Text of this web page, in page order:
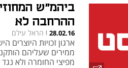
ביהמ"ש
ההרחבה לא
28.02.16
| הראל עילם
ממירים שעליהם
מפיצי החומרה ולא